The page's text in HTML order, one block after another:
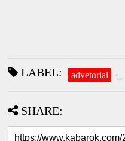
LABEL: advetorial
SHARE: